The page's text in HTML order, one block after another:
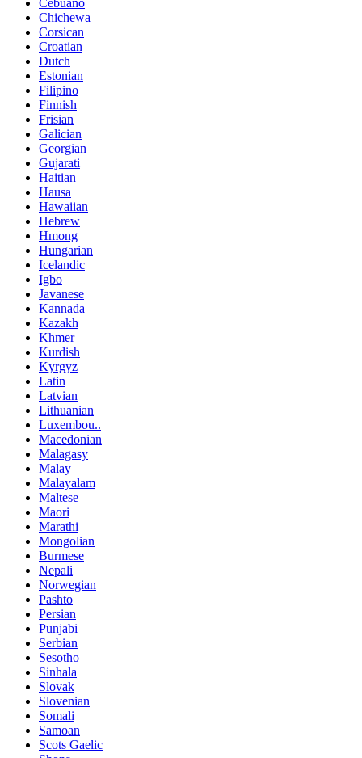
Chichewa
Corsican
Croatian
Dutch
Estonian
Filipino
Finnish
Frisian
Galician
Georgian
Gujarati
Haitian
Hausa
Hawaiian
Hebrew
Hmong
Hungarian
Icelandic
Igbo
Javanese
Kannada
Kazakh
Khmer
Kurdish
Kyrgyz
Latin
Latvian
Lithuanian
Luxembou..
Macedonian
Malagasy
Malay
Malayalam
Maltese
Maori
Marathi
Mongolian
Burmese
Nepali
Norwegian
Pashto
Persian
Punjabi
Serbian
Sesotho
Sinhala
Slovak
Slovenian
Somali
Samoan
Scots Gaelic